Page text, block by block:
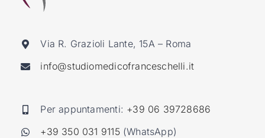
Via R. Grazioli Lante, 15A – Roma
info@studiomedicofranceschelli.it
Per appuntamenti: +39 06 39728686
+39 350 031 9115(WhatsApp)